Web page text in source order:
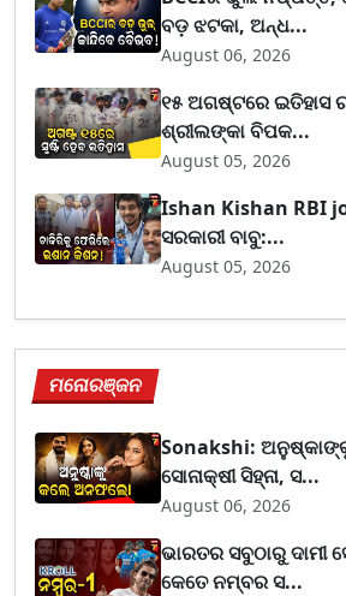
ବଡ଼ ଝଟକା, ଅନ୍ଧ...
August 06, 2026
୧୫ ଅଗଷ୍ଟରେ
ଶ୍ରୀଲଙ୍କା ବିପକ...
August 05, 2026
Ishan Kishan RBI
ସରକାରୀ ବାବୁ:...
August 05, 2026
ମନୋରଞ୍ଜନ
Sonakshi:
ସୋନାକ୍ଷୀ ସିହ୍ନା, ସ...
August 06, 2026
ଭାରତର ସବୁଠାରୁ ଦାମୀ
କେତେ ନମ୍ବର ସ...